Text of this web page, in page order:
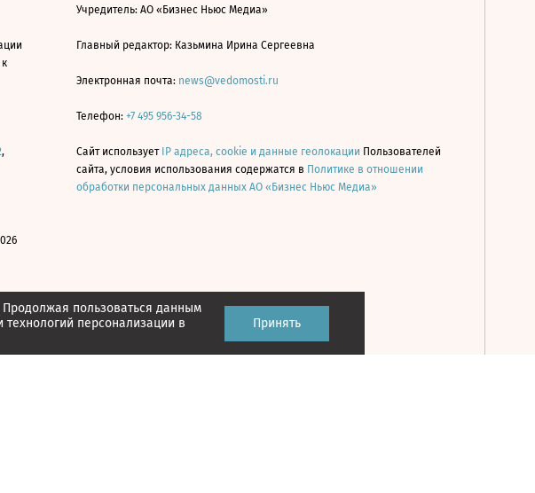
пользоваться данным
персонализации в
Принять
,
Учредитель: АО «Бизнес Ньюс Медиа»
Главный редактор: Казьмина Ирина Сергеевна
Электронная почта: news@vedomosti.ru
Телефон: +7 495 956-34-58
Сайт использует IP адреса, cookie и данные геолокации Пользователей
сайта, условия использования содержатся в Политике в отношении
обработки персональных данных АО «Бизнес Ньюс Медиа»